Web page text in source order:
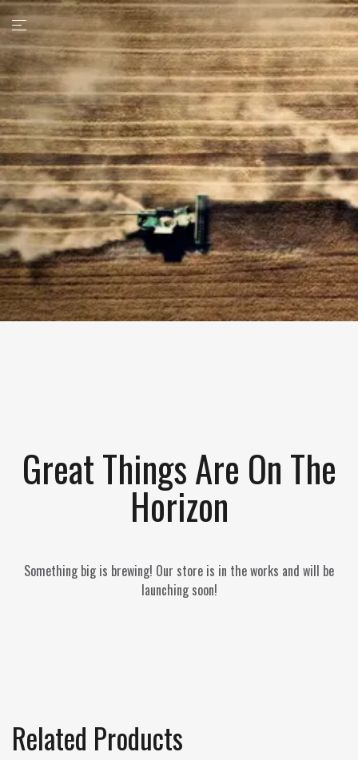
Great Things Are On The
Horizon
Something big is brewing! Our store is in the works and will be
launching soon!
Related Products